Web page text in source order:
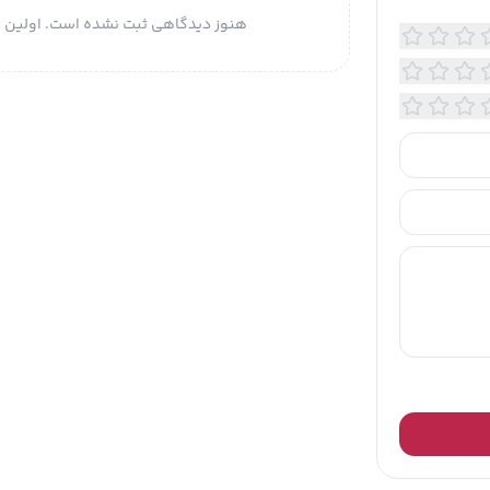
چرم طبیعی تولید شده است و مناسب برای استفاده رسمی و
مراقبتی: با توجه به اینکه چرم طبیعی نیاز به
و رسیدگی دارد حتما بایستی از محصولات مراقبت کننده
ها با توجه به متریال محصول استفاده گردد.
هنوز دیدگاهی ثبت نشده است.